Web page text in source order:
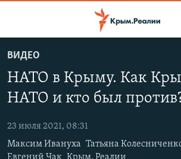
основному
содержанию
навигации
НОВОСТИ
СПЕЦПРОЕКТЫ
КАРТА ВОЕННЫХ ОБЪЕКТОВ КРЫМА
11 ЛЕТ ОККУПАЦИИ КРЫМА. 11 ИСТОРИЙ
ВОДА
ИСТОРИЯ
ЕЩЕ
ВИДЕО
НАТО в Крыму. Как
НАТО и кто был
23 июля 2021, 08:31
Максим Ивануха Татьяна